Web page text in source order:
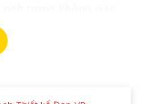
đặt Camera Báo Động
với các công ty cung